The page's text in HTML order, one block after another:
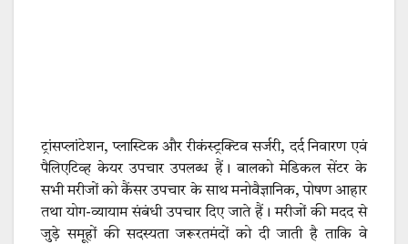
ट्रांसप्लांटेशन, प्लास्टिक और रीकंस्ट्रक्टिव सर्जरी, दर्द निवारण एवं
पैलिएटिव्ह केयर उपचार उपलब्ध हैं। बालको मेडिकल सेंटर के
सभी मरीजों को कैंसर उपचार के साथ मनोवैज्ञानिक, पोषण आहार
तथा योग-व्यायाम संबंधी उपचार दिए जाते हैं। मरीजों की मदद से
जुड़े समूहों की सदस्यता जरूरतमंदों को दी जाती है ताकि वे